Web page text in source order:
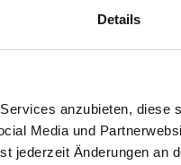
Details
anzubieten, diese
Media und
jederzeit Änderungen an
–
das
wäre